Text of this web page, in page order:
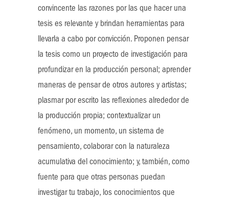
convincente las razones por las que hacer una
tesis es relevante y brindan herramientas para
llevarla a cabo por convicción. Proponen pensar
la tesis como un proyecto de investigación para
profundizar en la producción personal; aprender
maneras de pensar de otros autores y artistas;
plasmar por escrito las reflexiones alrededor de
la producción propia; contextualizar un
fenómeno, un momento, un sistema de
pensamiento, colaborar con la naturaleza
acumulativa del conocimiento; y, también, como
fuente para que otras personas puedan
investigar tu trabajo, los conocimientos que